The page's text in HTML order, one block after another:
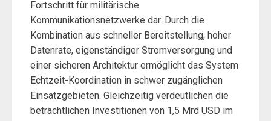
Fortschritt für militärische
Kommunikationsnetzwerke dar. Durch die
Kombination aus schneller Bereitstellung, hoher
Datenrate, eigenständiger Stromversorgung und
einer sicheren Architektur ermöglicht das System
Echtzeit-Koordination in schwer zugänglichen
Einsatzgebieten. Gleichzeitig verdeutlichen die
beträchtlichen Investitionen von 1,5 Mrd USD im